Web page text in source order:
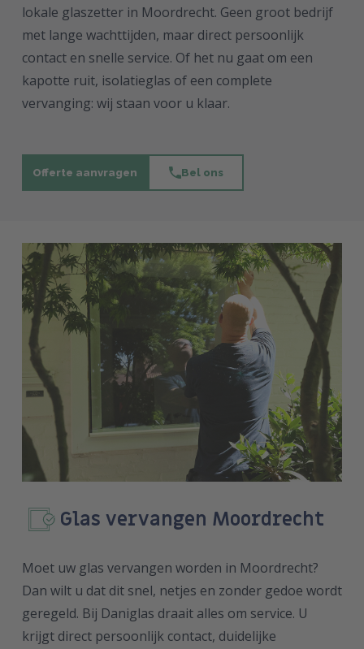
lokale glaszetter in Moordrecht. Geen groot bedrijf
met lange wachttijden, maar direct persoonlijk
contact en snelle service. Of het nu gaat om een
kapotte ruit, isolatieglas of een complete
vervanging: wij staan voor u klaar.
Offerte aanvragen Bel ons
Glas vervangen Moordrecht
Moet uw glas vervangen worden in Moordrecht?
Dan wilt u dat dit snel, netjes en zonder gedoe wordt
geregeld. Bij Daniglas draait alles om service. U
krijgt direct persoonlijk contact, duidelijke